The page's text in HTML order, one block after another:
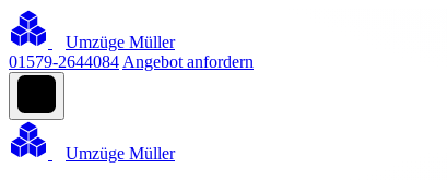
Umzüge Müller
01579-2644084 Angebot anfordern
Umzüge Müller